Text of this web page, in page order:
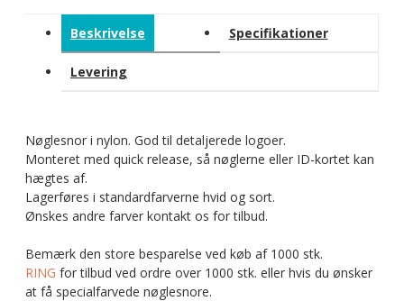
Beskrivelse Specifikationer
Levering
Nøglesnor i nylon. God til detaljerede logoer.
Monteret med quick release, så nøglerne eller ID-kortet kan
hægtes af.
Lagerføres i standardfarverne hvid og sort.
Ønskes andre farver kontakt os for tilbud.
Bemærk den store besparelse ved køb af 1000 stk.
RING for tilbud ved ordre over 1000 stk. eller hvis du ønsker
at få specialfarvede nøglesnore.